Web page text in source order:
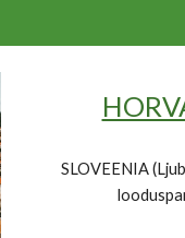
SLOVEENIA